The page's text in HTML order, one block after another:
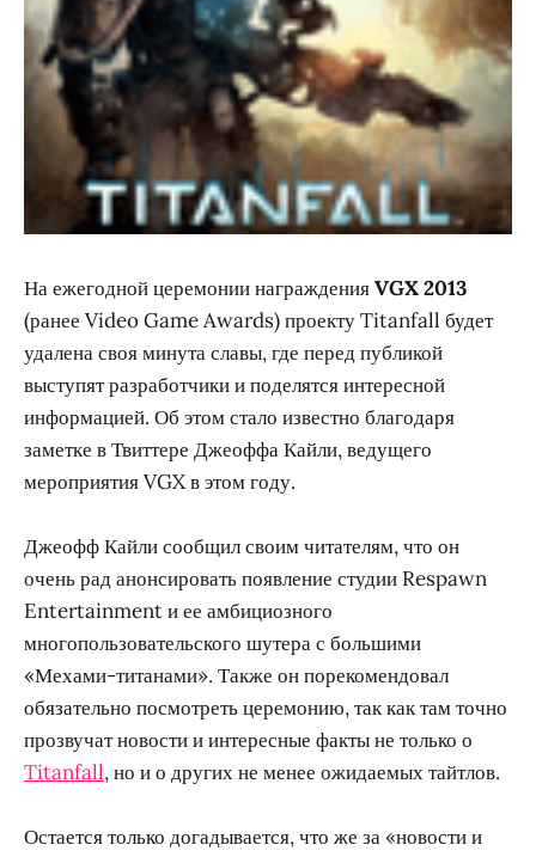
На ежегодной церемонии награжденияVGX 2013
(ранее Video Game Awards) проекту Titanfall будет
удалена своя минута славы, где перед публикой
выступят разработчики и поделятся интересной
информацией. Об этом стало известно благодаря
заметке в Твиттере Джеоффа Кайли, ведущего
мероприятия VGX в этом году.
Джеофф Кайли сообщил своим читателям, что он
очень рад анонсировать появление студии Respawn
Entertainment и ее амбициозного
многопользовательского шутера с большими
«Мехами-титанами». Также он порекомендовал
обязательно посмотреть церемонию, так как там точно
прозвучат новости и интересные факты не только о
Titanfall, но и о других не менее ожидаемых тайтлов.
Остается только догадывается, что же за «новости и